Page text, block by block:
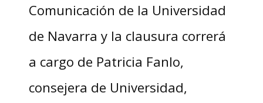
Comunicación de la Universidad
de Navarra y la clausura correrá
a cargo de Patricia Fanlo,
consejera de Universidad,